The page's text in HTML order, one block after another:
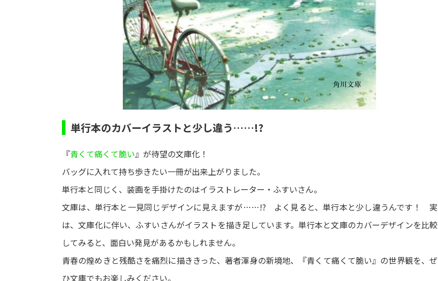
単行本のカバーイラストと少し違う……!?
『青くて痛くて脆い』が待望の文庫化！
バッグに入れて持ち歩きたい一冊が出来上がりました。
単行本と同じく、装画を手掛けたのはイラストレーター・ふすいさん。
文庫は、単行本と一見同じデザインに見えますが……!? よく見ると、単行本と少し違うんです！ 実
は、文庫化に伴い、ふすいさんがイラストを描き足しています。単行本と文庫のカバーデザインを比較
してみると、面白い発見があるかもしれません。
青春の煌めきと残酷さを痛烈に描ききった、著者渾身の新境地、『青くて痛くて脆い』の世界観を、ぜ
ひ文庫でもお楽しみください。